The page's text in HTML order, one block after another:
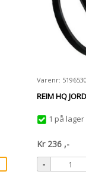
Varenr:
REIM HQ
1 på lager
Kr 236 ,-